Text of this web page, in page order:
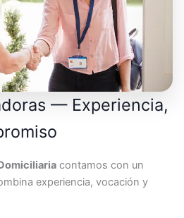
— Experiencia,
contamos con un
experiencia, vocación y